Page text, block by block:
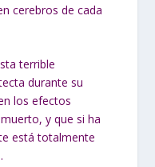
cerebros de cada
terrible
durante su
los efectos
y que si ha
está totalmente